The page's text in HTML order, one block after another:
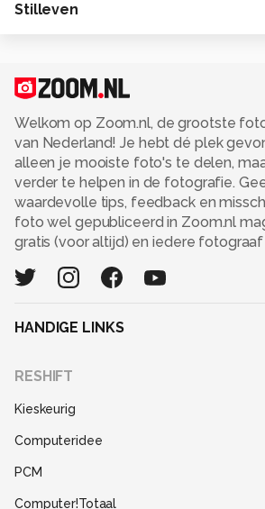
Stilleven
Welkom op Zoom.nl, de grootste
van Nederland! Je hebt dé plek
alleen je mooiste foto's te delen,
verder te helpen in de fotografie.
waardevolle tips, feedback en
foto wel gepubliceerd in Zoom.nl
gratis (voor altijd) en iedere fotograaf
HANDIGE LINKS
RESHIFT
Kieskeurig
Computeridee
PCM
Computer!Totaal